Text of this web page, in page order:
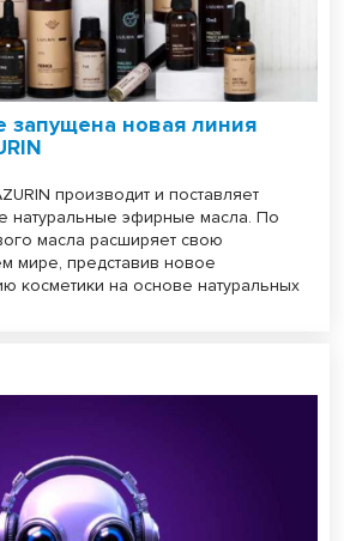
запущена новая линия
производит и поставляет
натуральные эфирные масла. По
масла расширяет свою
мире, представив новое
косметики на основе натуральных